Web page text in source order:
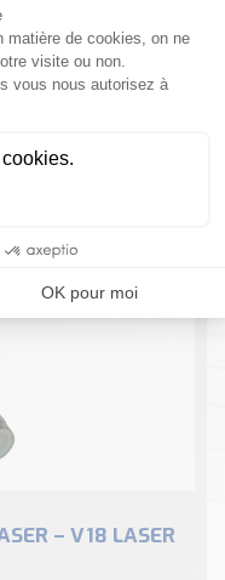
brasseries et micro-
– V18 LASER